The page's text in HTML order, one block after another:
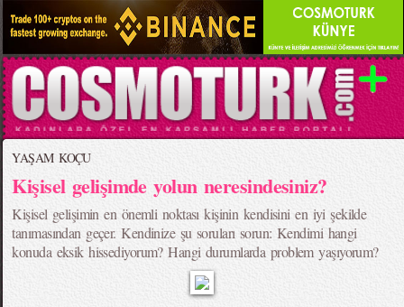
YAŞAM KOÇU
Kişisel gelişimde yolun neresindesiniz?
Kişisel gelişimin en önemli noktası kişinin kendisini en iyi şekilde
tanımasından geçer. Kendinize şu soruları sorun: Kendimi hangi
konuda eksik hissediyorum? Hangi durumlarda problem yaşıyorum?